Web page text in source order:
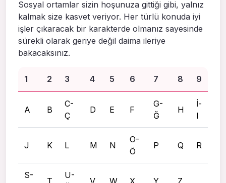
Sosyal ortamlar sizin hoşunuza gittiği gibi, yalnız
kalmak size kasvet veriyor. Her türlü konuda iyi
işler çıkaracak bir karakterde olmanız sayesinde
sürekli olarak geriye değil daima ileriye
bakacaksınız.
1 2 3 4 5 6 7 8 9
A B
C-
Ç
D E F
G-
Ğ
H
İ-
I
J K L M N
O-
Ö
P Q R
S-
T
U-
V W X Y Z